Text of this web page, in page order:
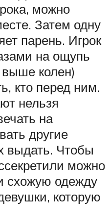
можно
Затем одну
парень. Игрок
на ощупь
выше колен)
кто перед ним.
нельзя
на
другие
выдать. Чтобы
можно
схожую одежду
которую